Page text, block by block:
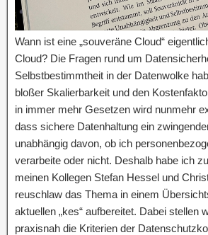
Wann ist eine „souveräne Cloud“
Cloud? Die Fragen rund um
Selbstbestimmtheit in der Datenwolke
bloßer Skalierbarkeit und den
in immer mehr Gesetzen wird nunmehr
dass sichere Datenhaltung ein
unabhängig davon, ob ich
verarbeite oder nicht. Deshalb habe ich
meinen Kollegen Stefan Hessel und
reuschlaw das Thema in einem
aktuellen „kes“ aufbereitet. Dabei stellen
praxisnah die Kriterien der